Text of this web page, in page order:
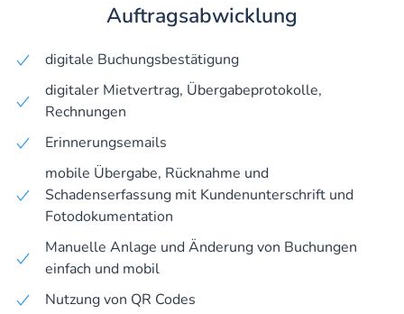
Auftragsabwicklung
digitale Buchungsbestätigung
digitaler Mietvertrag, Übergabeprotokolle,
Rechnungen
Erinnerungsemails
mobile Übergabe, Rücknahme und
Schadenserfassung mit Kundenunterschrift und
Fotodokumentation
Manuelle Anlage und Änderung von Buchungen
einfach und mobil
Nutzung von QR Codes